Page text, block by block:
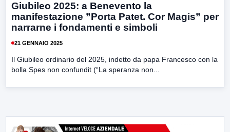
Giubileo 2025: a Benevento la
manifestazione ”Porta Patet. Cor Magis” per
narrarne i fondamenti e simboli
21 GENNAIO 2025
Il Giubileo ordinario del 2025, indetto da papa Francesco con la
bolla Spes non confundit (“La speranza non...